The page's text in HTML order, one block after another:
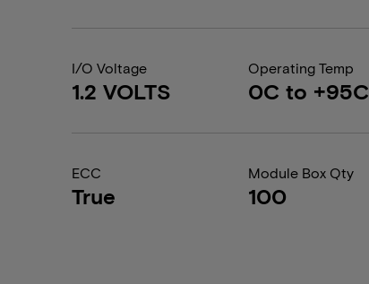
I/O Voltage
1.2 VOLTS
Operating Temp
0C to +95C
ECC
True
Module Box Qty
100